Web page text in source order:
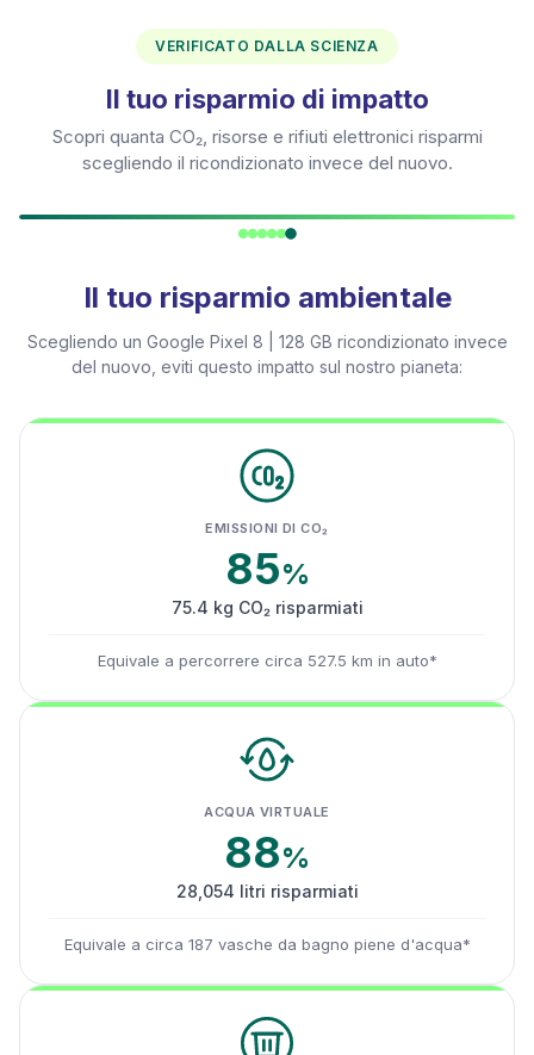
VERIFICATO DALLA SCIENZA
Il tuo risparmio di impatto
Scopri quanta CO₂, risorse e rifiuti elettronici risparmi
scegliendo il ricondizionato invece del nuovo.
Il tuo risparmio ambientale
Scegliendo un Google Pixel 8 | 128 GB ricondizionato invece
del nuovo, eviti questo impatto sul nostro pianeta:
EMISSIONI DI CO₂
85%
75.4 kg CO₂ risparmiati
Equivale a percorrere circa 527.5 km in auto*
ACQUA VIRTUALE
88%
28,054 litri risparmiati
Equivale a circa 187 vasche da bagno piene d'acqua*